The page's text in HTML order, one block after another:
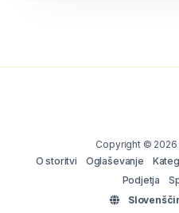
Copyright © 2026
O storitvi
Oglaševanje
Podjetja